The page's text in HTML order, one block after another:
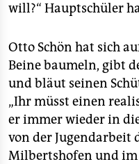
will?“ Hauptschüler
Otto Schön hat sich
Beine baumeln, gibt
und bläut seinen
„Ihr müsst einen
er immer wieder in
von der Jugendarbeit
Milbertshofen und im